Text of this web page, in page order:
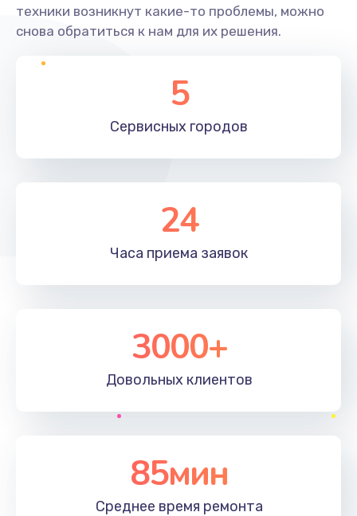
техники возникнут какие-то проблемы, можно
снова обратиться к нам для их решения.
5
Сервисных городов
24
Часа приема заявок
3000+
Довольных клиентов
85мин
Среднее время ремонта